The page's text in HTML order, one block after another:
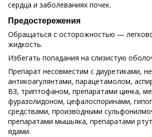
сердца и заболеваниях почек.
Предостережения
Обращаться с осторожностью —
жидкость.
Избегать попадания на слизистую
Препарат несовместим с диуретиками,
антикоагулянтами, парацетамолом,
ВЗ, триптофаном, препаратами цинка,
фуразолидоном, цефалоспоринами,
средствами, производными
препаратами мышьяка, препаратами
ядами.